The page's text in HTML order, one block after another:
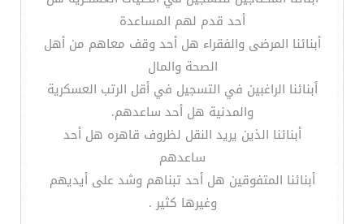
أحد قدم لهم المساعدة
أبنائنا المرضى والفقراء هل أحد وقف معاهم من أهل
الصحة والمال
أبنائنا الراغبين في التسجيل في أقل الرتب العسكرية
والمدنية هل أحد ساعدهم.
أبنائنا الذين يريد النقل لظروف قاهره هل أحد
ساعدهم
أبنائنا المتفوقين هل أحد تبناهم وشد على أيديهم
وغيرها كثير .